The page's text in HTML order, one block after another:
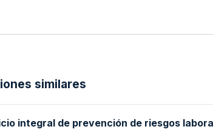
similares
integral de prevención de riesgos